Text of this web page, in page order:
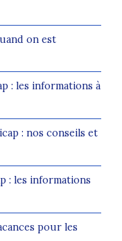
on est
: les informations à
: nos conseils et
: les informations
pour les